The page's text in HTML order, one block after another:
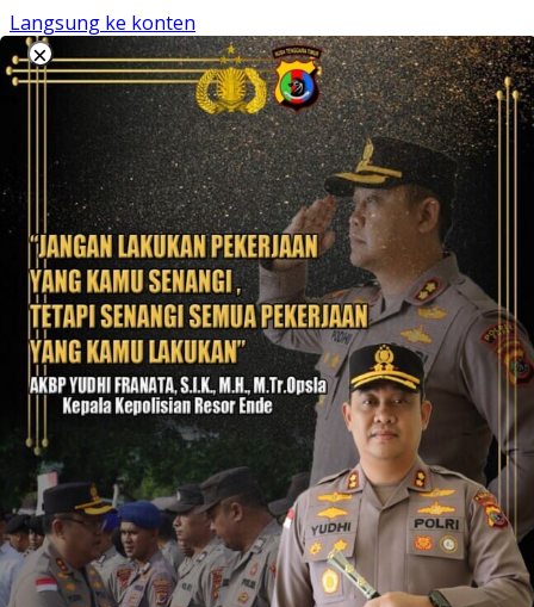
Langsung ke konten
×